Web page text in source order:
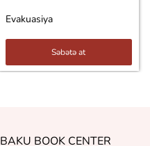
Evakuasiya
Səbətə at
BAKU BOOK CENTER